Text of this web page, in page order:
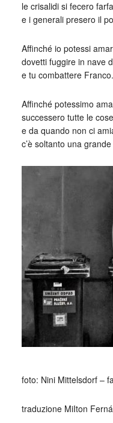
le crisalidi si fecero
e i generali presero il
Affinché io potessi
dovetti fuggire in nave
e tu combattere Franco.
Affinché potessimo
successero tutte le
e da quando non ci
c’è soltanto una
foto: Nini Mittelsdorf –
traduzione MiIton